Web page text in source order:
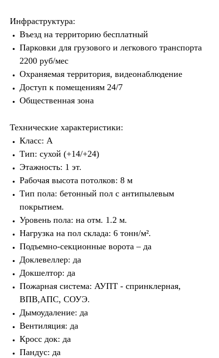
Инфраструктура:
Въезд на территорию бесплатный
Парковки для грузового и легкового транспорта
2200 руб/мес
Охраняемая территория, видеонаблюдение
Доступ к помещениям 24/7
Общественная зона
Технические характеристики:
Класс: А
Тип: сухой (+14/+24)
Этажность: 1 эт.
Рабочая высота потолков: 8 м
Тип пола: бетонный пол с антипылевым
покрытием.
Уровень пола: на отм. 1.2 м.
Нагрузка на пол склада: 6 тонн/м².
Подъемно-секционные ворота – да
Доклевеллер: да
Докшелтор: да
Пожарная система: АУПТ - спринклерная,
ВПВ,АПС, СОУЭ.
Дымоудаление: да
Вентиляция: да
Кросс док: да
Пандус: да